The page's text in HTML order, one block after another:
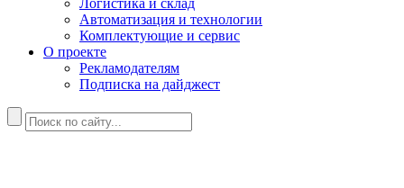
Логистика и склад
Автоматизация и технологии
Комплектующие и сервис
О проекте
Рекламодателям
Подписка на дайджест